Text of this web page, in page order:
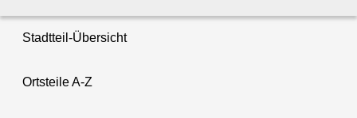
Stadtteil-Übersicht
Ortsteile A-Z